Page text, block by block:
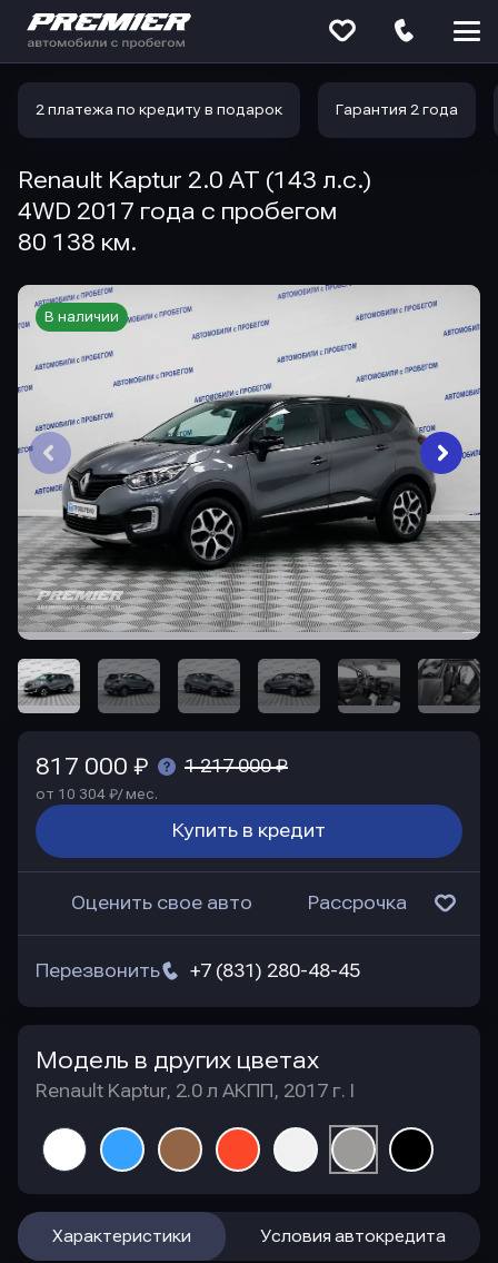
2 платежа по кредиту в подарок Гарантия 2 года
Renault Kaptur 2.0 AT (143 л.с.)
4WD 2017 года с пробегом
80 138 км.
В наличии
817 000 ₽ 1 217 000 ₽
от 10 304 ₽/ мес.
Купить в кредит
Оценить свое авто Рассрочка
+7 (831) 280-48-45
Перезвонить
Модель в других цветах
Renault Kaptur, 2.0 л АКПП, 2017 г. I
Характеристики Условия автокредита